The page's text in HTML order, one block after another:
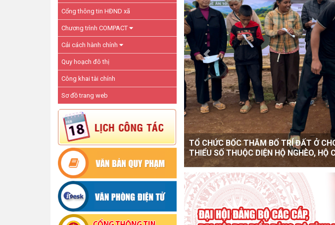
Cổng thông tin HĐND xã
Chương trình COMPACT
Cải cách hành chính
Quy hoạch đô thị
Công khai tài chính
Sơ đồ trang web
UBND xã Krông Năng họp Ban Tổ
hội Sầu riêng Đắk Lắk năm 2026
Previous